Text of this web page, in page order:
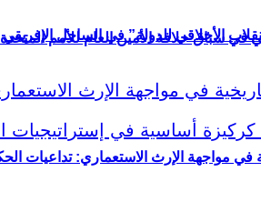
في سباق خلافة الأمين العام للأمم
الأخلاقي للدولة” في الساحل الإفريقي
في مواجهة الإرث الاستعماري: تداعيات